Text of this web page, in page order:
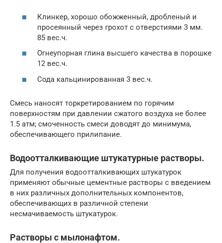
Клинкер, хорошо обожженный, дробленый и
просеянный через грохот с отверстиями 3 мм.
85 вес.ч.
Огнеупорная глина высшего качества в порошке
12 вес.ч.
Сода кальцинированная 3 вес.ч.
Смесь наносят торкретированием по горячим
поверхностям при давлении сжатого воздуха не более
1.5 атм; смоченность смеси доводят до минимума,
обеспечивающего прилипание.
Водоотталкивающие штукатурные растворы.
Для получения водоотталкивающих штукатурок
применяют обычные цементные растворы с введением
в них различных дополнительных компонентов,
обеспечивающих в различной степени
несмачиваемость штукатурок.
Растворы с мылонафтом.